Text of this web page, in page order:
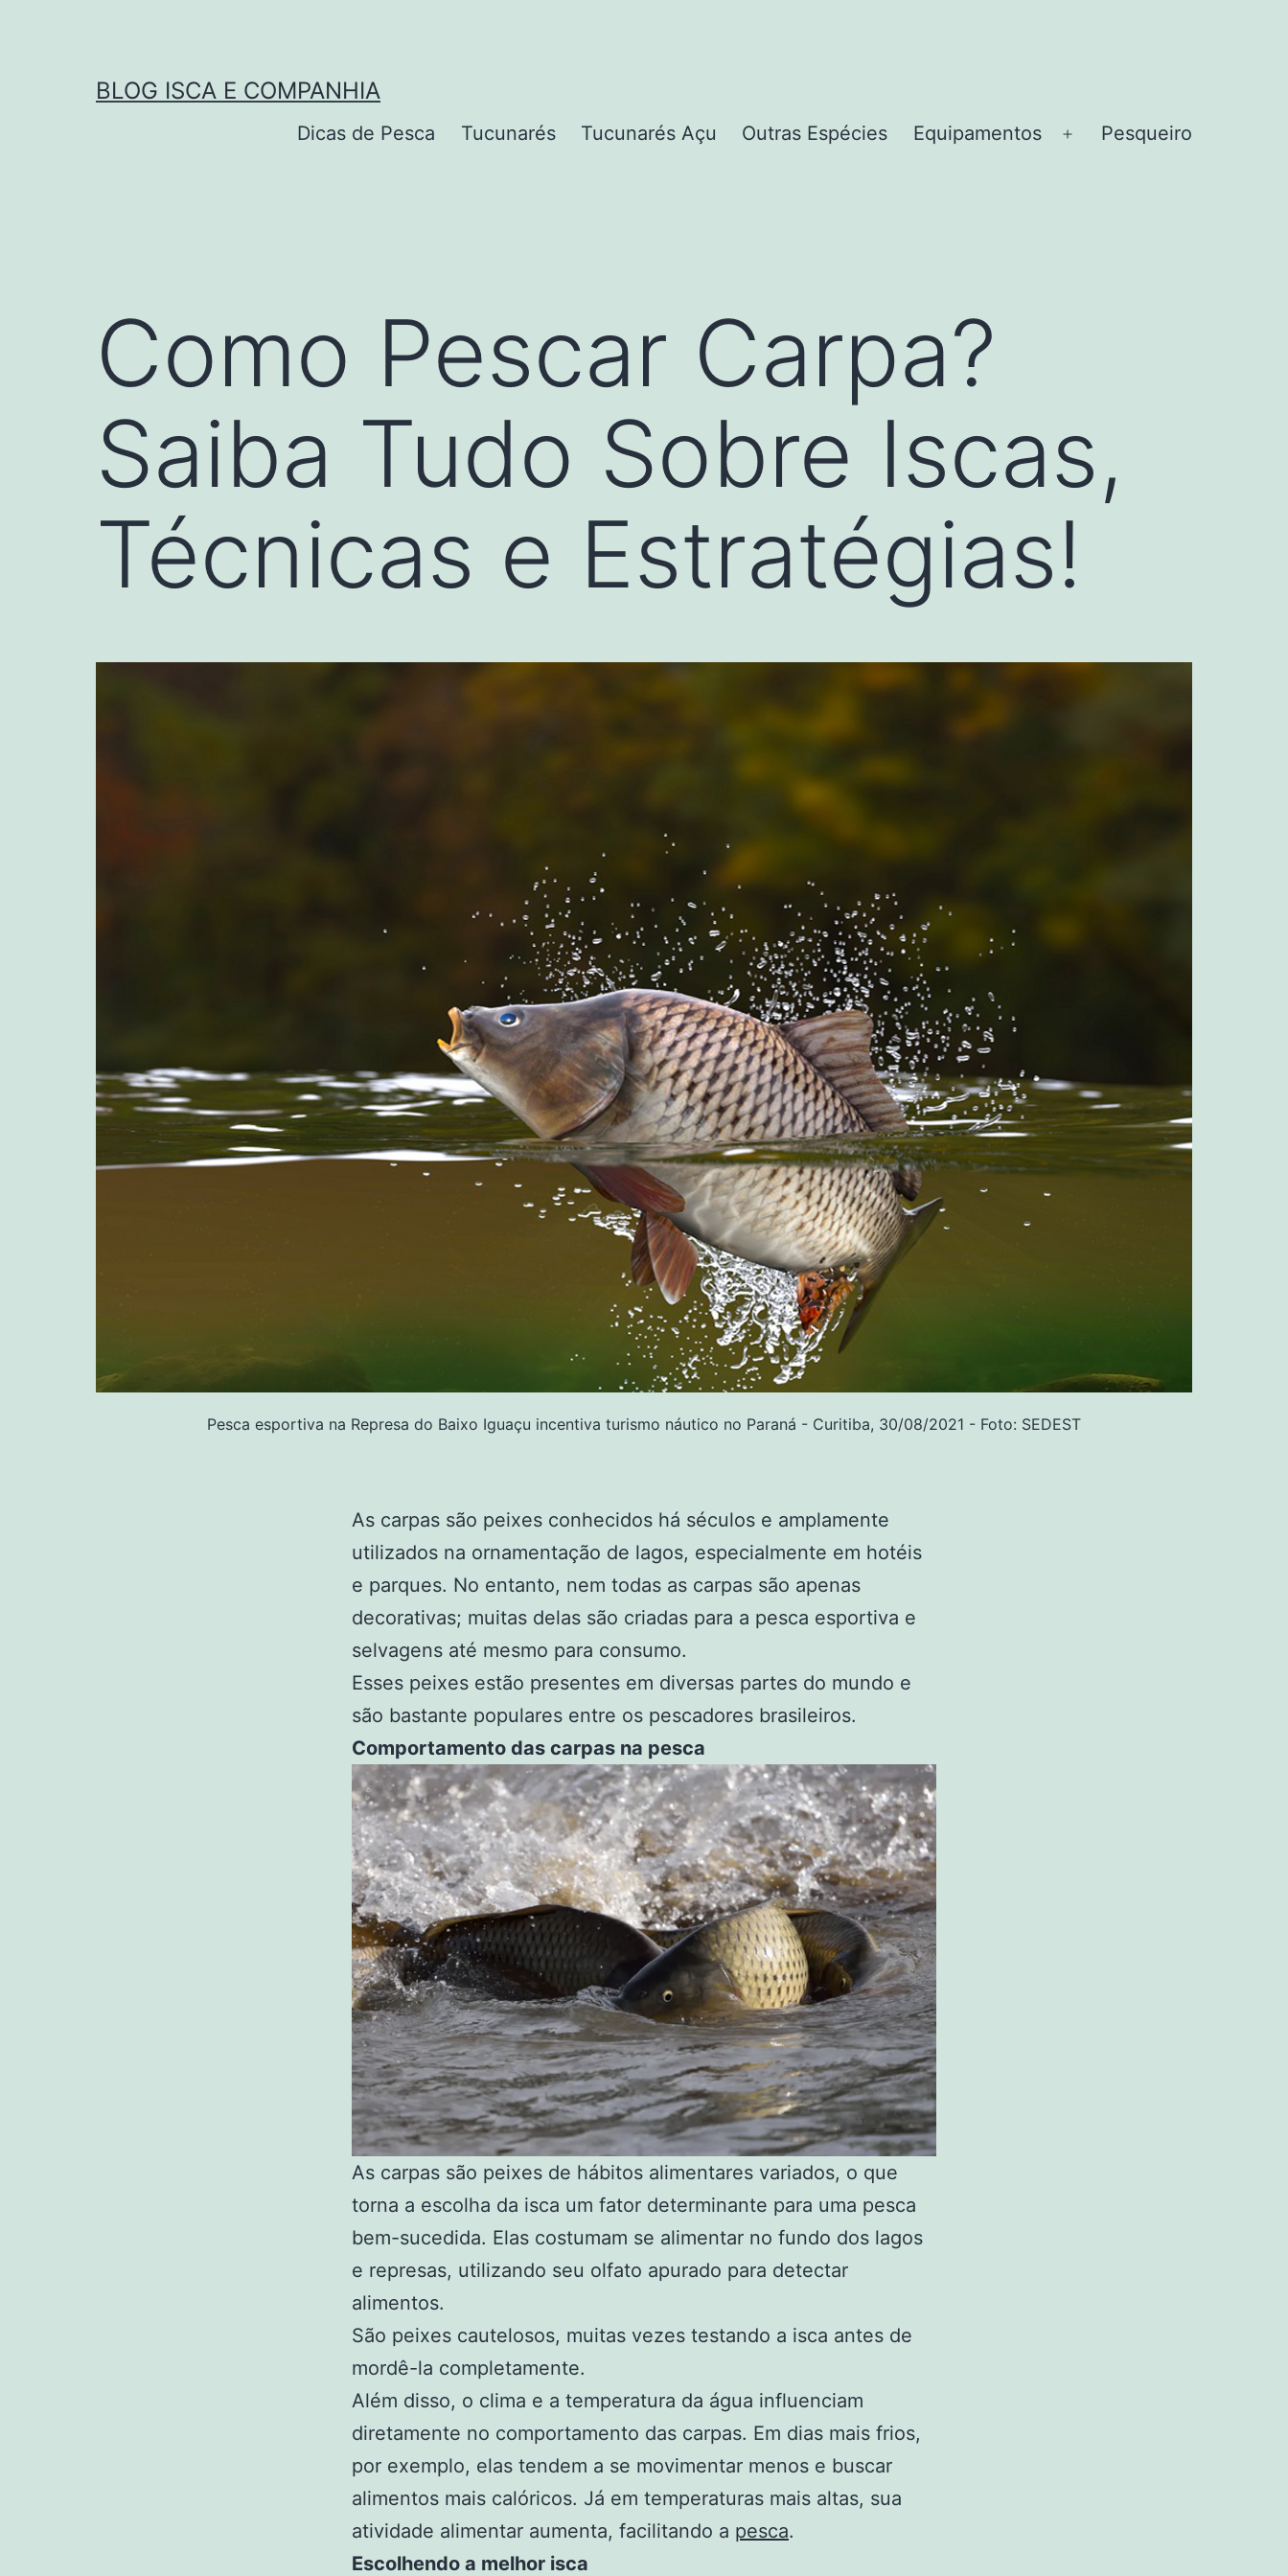
BLOG ISCA E COMPANHIA
Dicas de Pesca Tucunarés Tucunarés Açu Outras Espécies Equipamentos
Abrir
Pesqueiro
Como Pescar Carpa?
Saiba Tudo Sobre Iscas,
Técnicas e Estratégias!
Pesca esportiva na Represa do Baixo Iguaçu incentiva turismo náutico no Paraná - Curitiba, 30/08/2021 - Foto: SEDEST
As carpas são peixes conhecidos há séculos e amplamente
utilizados na ornamentação de lagos, especialmente em hotéis
e parques. No entanto, nem todas as carpas são apenas
decorativas; muitas delas são criadas para a pesca esportiva e
selvagens até mesmo para consumo.
Esses peixes estão presentes em diversas partes do mundo e
são bastante populares entre os pescadores brasileiros.
Comportamento das carpas na pesca
As carpas são peixes de hábitos alimentares variados, o que
torna a escolha da isca um fator determinante para uma pesca
bem-sucedida. Elas costumam se alimentar no fundo dos lagos
e represas, utilizando seu olfato apurado para detectar
alimentos.
São peixes cautelosos, muitas vezes testando a isca antes de
mordê-la completamente.
Além disso, o clima e a temperatura da água influenciam
diretamente no comportamento das carpas. Em dias mais frios,
por exemplo, elas tendem a se movimentar menos e buscar
alimentos mais calóricos. Já em temperaturas mais altas, sua
atividade alimentar aumenta, facilitando a pesca.
Escolhendo a melhor isca